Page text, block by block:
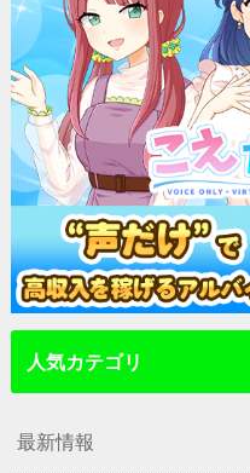
人気カテゴリ
最新情報